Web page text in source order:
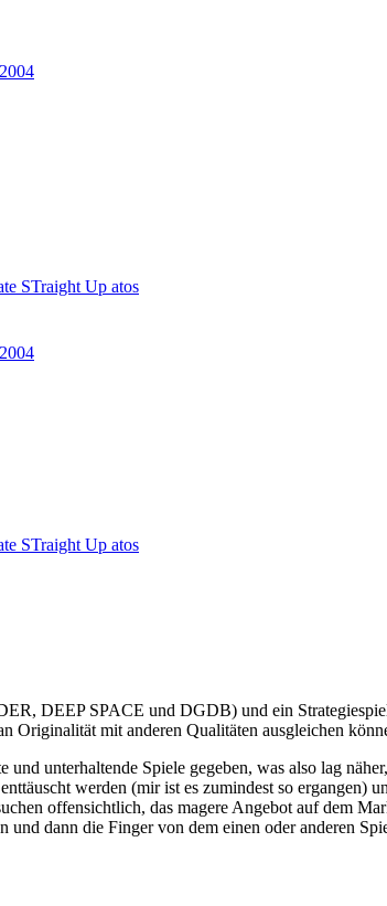
2004
STraight Up atos
2004
STraight Up atos
DEEP SPACE und DGDB) und ein Strategiespiel
Originalität mit anderen Qualitäten ausgleichen
unterhaltende Spiele gegeben, was also lag
werden (mir ist es zumindest so ergangen)
offensichtlich, das magere Angebot auf dem
dann die Finger von dem einen oder anderen